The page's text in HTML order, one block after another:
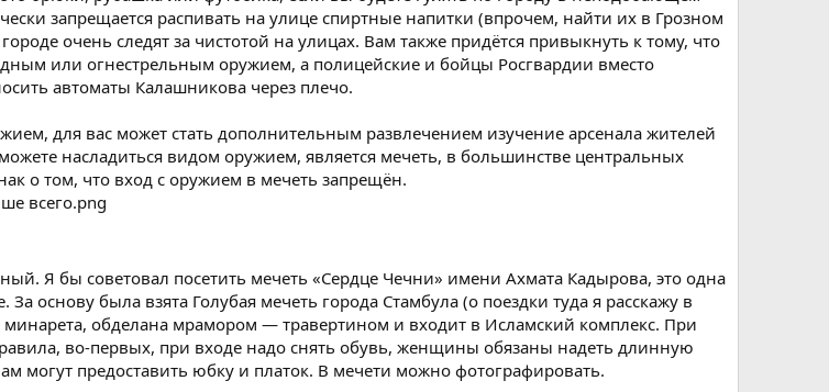
запрещается распивать на улице спиртные напитки (впрочем, найти их в Грозном
очень следят за чистотой на улицах. Вам также придётся привыкнуть к тому, что
или огнестрельным оружием, а полицейские и бойцы Росгвардии вместо
автоматы Калашникова через плечо.
для вас может стать дополнительным развлечением изучение арсенала жителей
насладиться видом оружием, является мечеть, в большинстве центральных
о том, что вход с оружием в мечеть запрещён.
Я бы советовал посетить мечеть «Сердце Чечни» имени Ахмата Кадырова, это одна
основу была взята Голубая мечеть города Стамбула (о поездки туда я расскажу в
обделана мрамором — травертином и входит в Исламский комплекс. При
во-первых, при входе надо снять обувь, женщины обязаны надеть длинную
могут предоставить юбку и платок. В мечети можно фотографировать.